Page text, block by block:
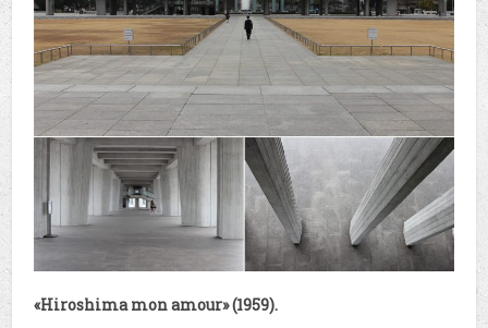
«Hiroshima mon amour» (1959).